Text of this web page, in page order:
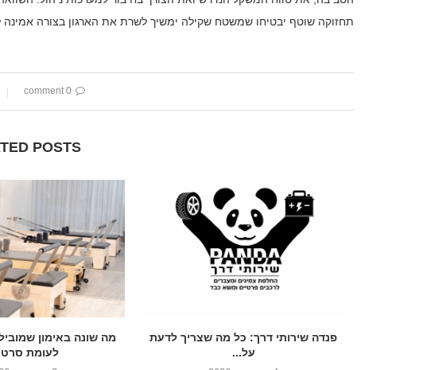
תחזוקה שוטף יבטיחו שמשטח שקילה ימשיך לשרת את הארגון בצורה אמינה
0 comment
POSTS
פנדה שירותי דרך: כל מה שצריך לדעת
על...
מה שונה באימון
לעומת